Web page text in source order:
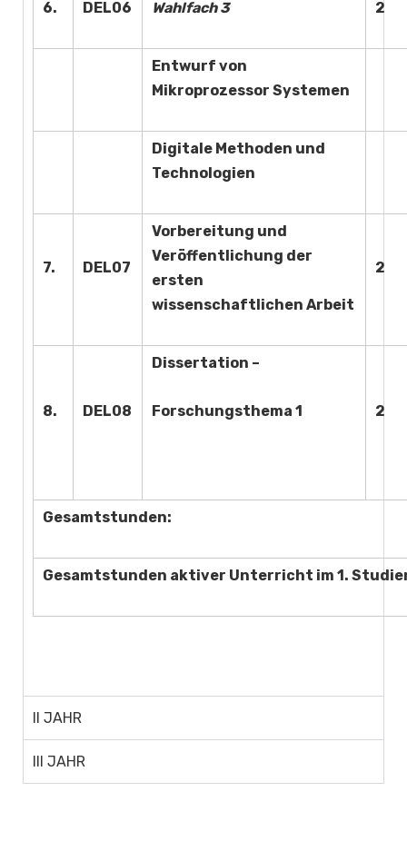
6. DEL06 Wahlfach 3 2
Entwurf von
Mikroprozessor Systemen
Digitale Methoden und
Technologien
7. DEL07
Vorbereitung und
Veröffentlichung der
ersten
wissenschaftlichen Arbeit
2
8. DEL08
Dissertation –
Forschungsthema 1 2
Gesamtstunden:
Gesamtstunden aktiver Unterricht im 1.
II JAHR
III JAHR